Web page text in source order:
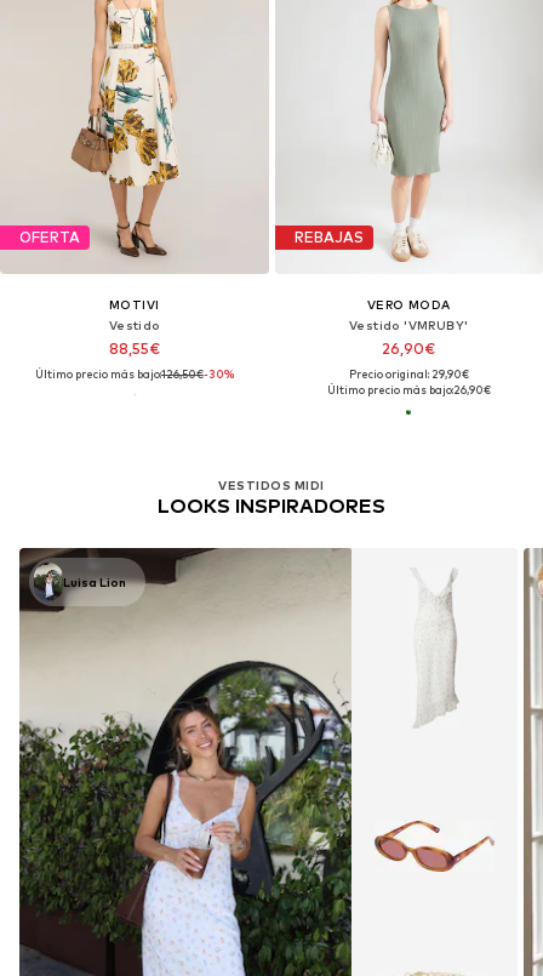
OFERTA
MOTIVI
Vestido
88,55€
Último precio más bajo:126,50€-30%
REBAJAS
VERO MODA
Vestido 'VMRUBY'
26,90€
Precio original: 29,90€
Último precio más bajo:26,90€
VESTIDOS MIDI
LOOKS INSPIRADORES
Luisa Lion